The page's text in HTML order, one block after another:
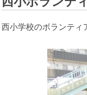
西小学校のボランティ